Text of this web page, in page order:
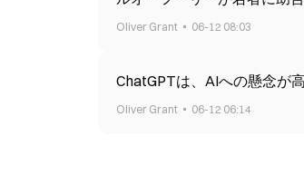
Oliver Grant 06-12 08:03
ChatGPTは、AIへの懸念が
Oliver Grant 06-12 06:14